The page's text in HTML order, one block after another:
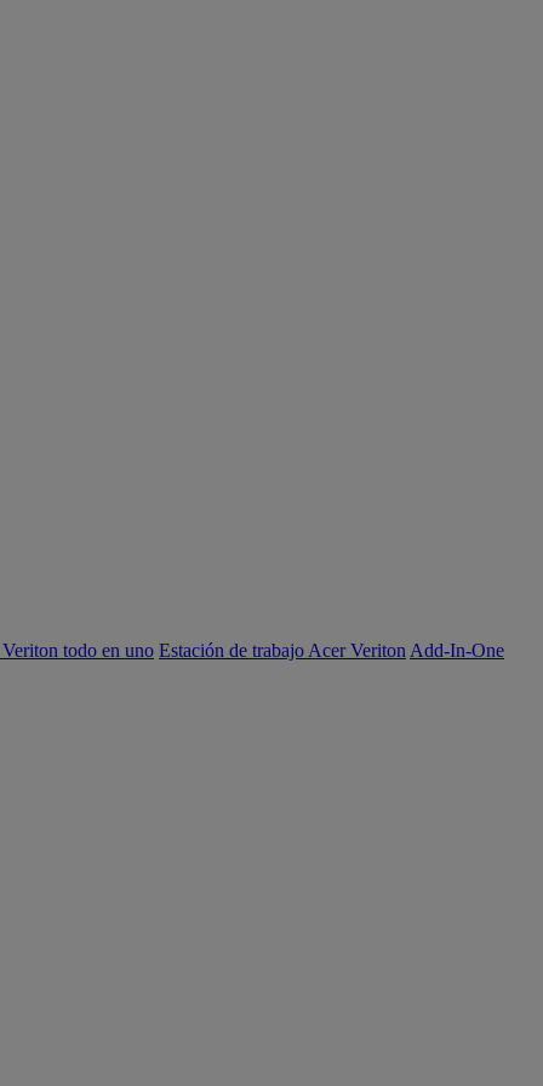
todo en uno Estación de trabajo Acer Veriton Add-In-One